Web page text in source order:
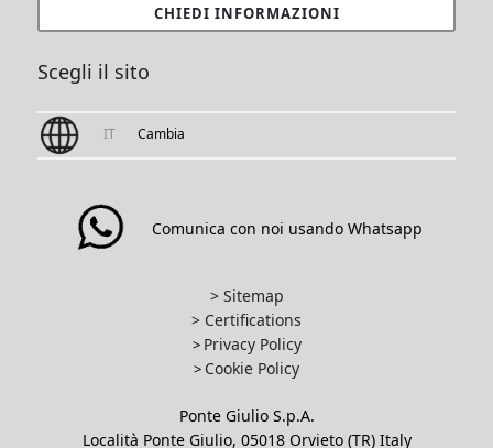
CHIEDI INFORMAZIONI
Scegli il sito
IT Cambia
Comunica con noi usando Whatsapp
> Sitemap
> Certifications
> Privacy Policy
> Cookie Policy
Ponte Giulio S.p.A.
Località Ponte Giulio, 05018 Orvieto (TR) Italy